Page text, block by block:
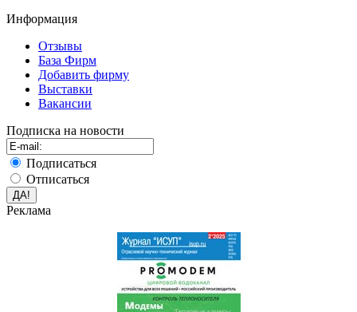
Информация
Отзывы
База Фирм
Добавить фирму
Выставки
Вакансии
Подписка на новости
Подписаться
Отписаться
Реклама